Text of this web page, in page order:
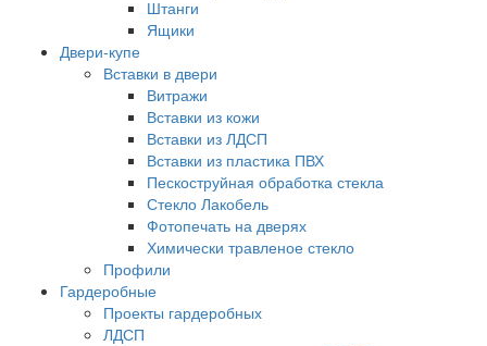
Штанги
Ящики
Двери-купе
Вставки в двери
Витражи
Вставки из кожи
Вставки из ЛДСП
Вставки из пластика ПВХ
Пескоструйная обработка стекла
Стекло Лакобель
Фотопечать на дверях
Химически травленое стекло
Профили
Гардеробные
Проекты гардеробных
ЛДСП